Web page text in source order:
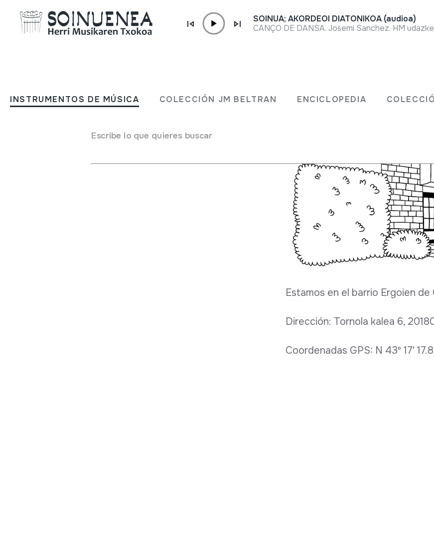
INSTRUMENTOS DE MÚSICA COLECCIÓN JM BELTRAN ENCICLOPEDIA
Escribe lo que quieres buscar
SOINUA; AKORDEOI DIATONIKOA (audioa)
CANÇO DE DANSA. Josemi Sanchez. HM
Cómo llegar
Estamos en el barrio Ergoien
Dirección: Tornola kalea 6,
Coordenadas GPS: N 43º 17'